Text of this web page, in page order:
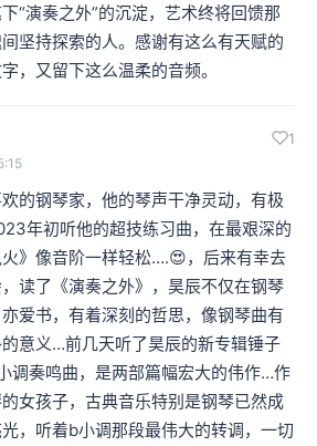
“演奏之外”的沉淀，艺术终将回馈那
坚持探索的人。感谢有这么有天赋的
，又留下这么温柔的音频。
1
的钢琴家，他的琴声干净灵动，有极
年初听他的超技练习曲，在最艰深的
》像音阶一样轻松….😍，后来有幸去
读了《演奏之外》，昊辰不仅在钢琴
爱书，有着深刻的哲思，像钢琴曲有
意义…前几天听了昊辰的新专辑锤子
调奏鸣曲，是两部篇幅宏大的伟作…作
女孩子，古典音乐特别是钢琴已然成
，听着b小调那段最伟大的转调，一切